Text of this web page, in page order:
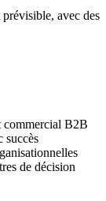
avec des
commercial B2B
succès
de décision